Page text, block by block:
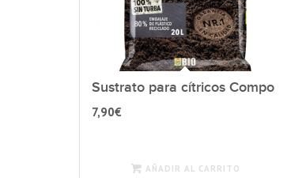
Sustrato para cítricos Compo
7,90€
AÑADIR AL CARRITO